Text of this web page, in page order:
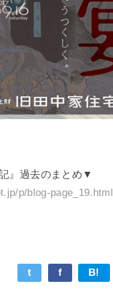
』過去のまとめ▼
p/blog-page_19.html
t f B!